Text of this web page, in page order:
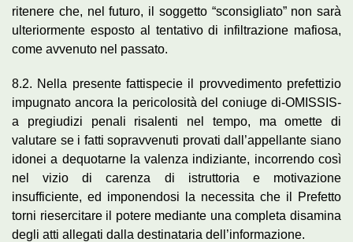
ritenere che, nel futuro, il soggetto “sconsigliato” non sarà
ulteriormente esposto al tentativo di infiltrazione mafiosa,
come avvenuto nel passato.
8.2. Nella presente fattispecie il provvedimento prefettizio
impugnato ancora la pericolosità del coniuge di-OMISSIS-
a pregiudizi penali risalenti nel tempo, ma omette di
valutare se i fatti sopravvenuti provati dall’appellante siano
idonei a dequotarne la valenza indiziante, incorrendo così
nel vizio di carenza di istruttoria e motivazione
insufficiente, ed imponendosi la necessita che il Prefetto
torni riesercitare il potere mediante una completa disamina
degli atti allegati dalla destinataria dell’informazione.